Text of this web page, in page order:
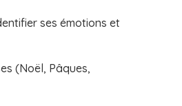
ses émotions et
(Noël, Pâques,